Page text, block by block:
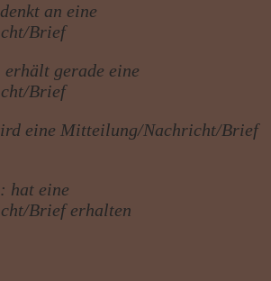
an eine
Brief
gerade eine
Brief
eine Mitteilung/Nachricht/Brief
hat eine
Brief erhalten